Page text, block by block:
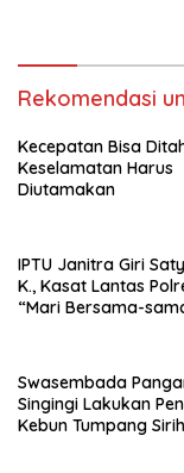
Rekomendasi
Kecepatan Bisa
Keselamatan Harus
Diutamakan
IPTU Janitra Giri
K., Kasat Lantas
“Mari Bersama-
Swasembada
Singingi Lakukan
Kebun Tumpang